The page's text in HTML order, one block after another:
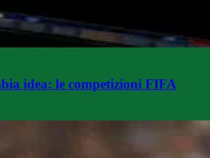
idea: le competizioni FIFA